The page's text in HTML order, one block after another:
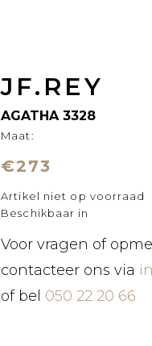
JF.REY
AGATHA 3328
Maat:
€273
Artikel niet op voorraad
Beschikbaar in
Voor vragen of
contacteer ons via
of bel 050 22 20 66